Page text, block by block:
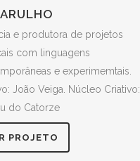
e produtora de projetos
com linguagens
e experimemtais.
João Veiga. Núcleo Criativo:
do Catorze
PROJETO